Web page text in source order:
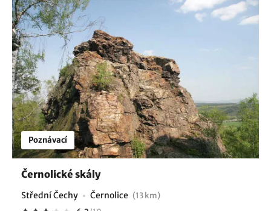
Poznávací
Černolické skály
Střední Čechy Černolice (13 km)